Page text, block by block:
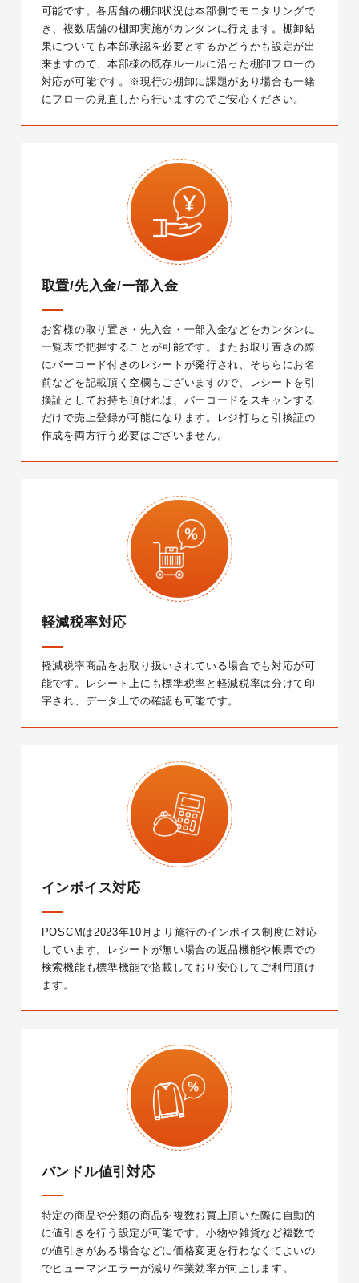
可能です。各店舗の棚卸状況は本部側でモニタリングで
き、複数店舗の棚卸実施がカンタンに行えます。棚卸結
果についても本部承認を必要とするかどうかも設定が出
来ますので、本部様の既存ルールに沿った棚卸フローの
対応が可能です。
※現行の棚卸に課題があり場合も一緒
にフローの見直しから行いますのでご安心ください。
取置/先入金/一部入金
お客様の取り置き・先入金・一部入金などをカンタンに
一覧表で把握することが可能です。
またお取り置きの際
にバーコード付きのレシートが発行され、そちらにお名
前などを記載頂く空欄もございますので、レシートを引
換証としてお持ち頂ければ、バーコードをスキャンする
だけで売上登録が可能になります。レジ打ちと引換証の
作成を両方行う必要はございません。
軽減税率対応
軽減税率商品をお取り扱いされている場合でも対応が可
能です。
レシート上にも標準税率と軽減税率は分けて印
字され、データ上での確認も可能です。
インボイス対応
POSCMは2023年10月より施行のインボイス制度に対応
しています。
レシートが無い場合の返品機能や帳票での
検索機能も標準機能で搭載しており安心してご利用頂け
ます。
バンドル値引対応
特定の商品や分類の商品を複数お買上頂いた際に自動的
に値引きを行う設定が可能です。小物や雑貨など複数で
の値引きがある場合などに価格変更を行わなくてよいの
でヒューマンエラーが減り作業効率が向上します。